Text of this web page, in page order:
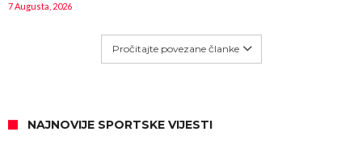
7 Augusta, 2026
Pročitajte povezane članke
NAJNOVIJE SPORTSKE VIJESTI